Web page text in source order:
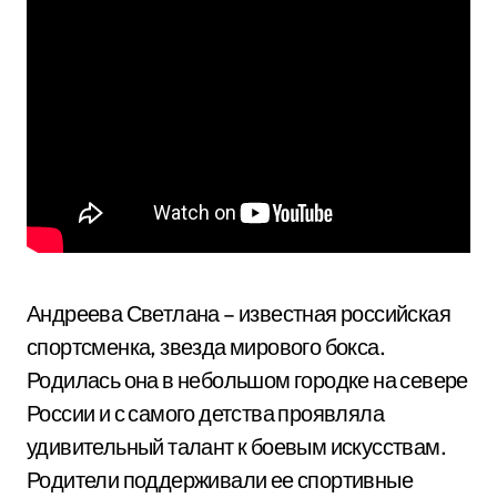
Андреева Светлана – известная российская
спортсменка, звезда мирового бокса.
Родилась она в небольшом городке на севере
России и с самого детства проявляла
удивительный талант к боевым искусствам.
Родители поддерживали ее спортивные